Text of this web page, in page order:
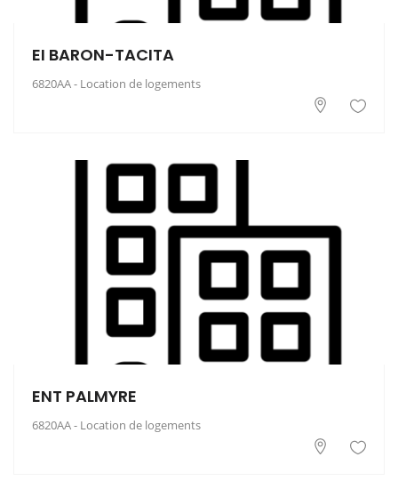
EI BARON-TACITA
6820AA - Location de logements
ENT PALMYRE
6820AA - Location de logements